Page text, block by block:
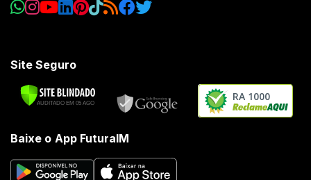
Site Seguro
RA 1000
Baixe o App FuturaIM